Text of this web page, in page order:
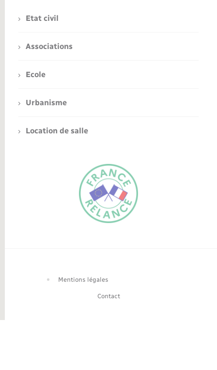
Etat civil
Associations
Ecole
Urbanisme
Location de salle
Mentions légales
Contact